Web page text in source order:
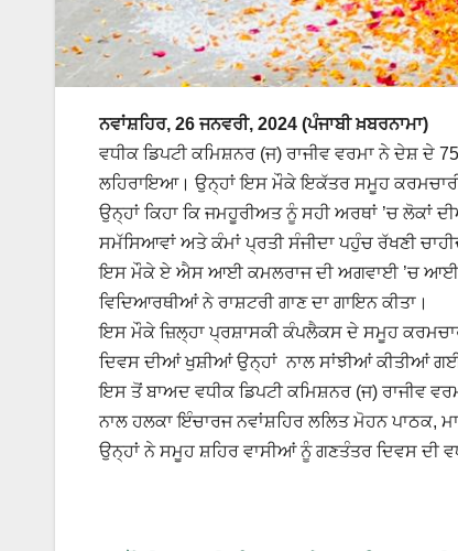
ਨਵਾਂਸ਼ਹਿਰ, 26 ਜਨਵਰੀ, 2024 (ਪੰਜਾਬੀ ਖ਼ਬਰਨਾਮਾ)
ਵਧੀਕ ਡਿਪਟੀ ਕਮਿਸ਼ਨਰ (ਜ) ਰਾਜੀਵ ਵਰਮਾ ਨੇ ਦੇਸ਼ ਦੇ
ਲਹਿਰਾਇਆ। ਉਨ੍ਹਾਂ ਇਸ ਮੌਕੇ ਇਕੱਤਰ ਸਮੂਹ
ਉਨ੍ਹਾਂ ਕਿਹਾ ਕਿ ਜਮਹੂਰੀਅਤ ਨੂੰ ਸਹੀ ਅਰਥਾਂ ’ਚ ਲੋਕਾਂ
ਸਮੱਸਿਆਵਾਂ ਅਤੇ ਕੰਮਾਂ ਪ੍ਰਤੀ ਸੰਜੀਦਾ ਪਹੁੰਚ ਰੱਖਣੀ
ਇਸ ਮੌਕੇ ਏ ਐਸ ਆਈ ਕਮਲਰਾਜ ਦੀ ਅਗਵਾਈ ’ਚ ਆਈ
ਵਿਦਿਆਰਥੀਆਂ ਨੇ ਰਾਸ਼ਟਰੀ ਗਾਣ ਦਾ ਗਾਇਨ ਕੀਤਾ।
ਇਸ ਮੌਕੇ ਜ਼ਿਲ੍ਹਾ ਪ੍ਰਸ਼ਾਸਕੀ ਕੰਪਲੈਕਸ ਦੇ ਸਮੂਹ
ਦਿਵਸ ਦੀਆਂ ਖੁਸ਼ੀਆਂ ਉਨ੍ਹਾਂ ਨਾਲ ਸਾਂਝੀਆਂ ਕੀਤੀਆਂ
ਇਸ ਤੋਂ ਬਾਅਦ ਵਧੀਕ ਡਿਪਟੀ ਕਮਿਸ਼ਨਰ (ਜ) ਰਾਜੀਵ
ਨਾਲ ਹਲਕਾ ਇੰਚਾਰਜ ਨਵਾਂਸ਼ਹਿਰ ਲਲਿਤ ਮੋਹਨ ਪਾਠਕ,
ਉਨ੍ਹਾਂ ਨੇ ਸਮੂਹ ਸ਼ਹਿਰ ਵਾਸੀਆਂ ਨੂੰ ਗਣਤੰਤਰ ਦਿਵਸ ਦੀ